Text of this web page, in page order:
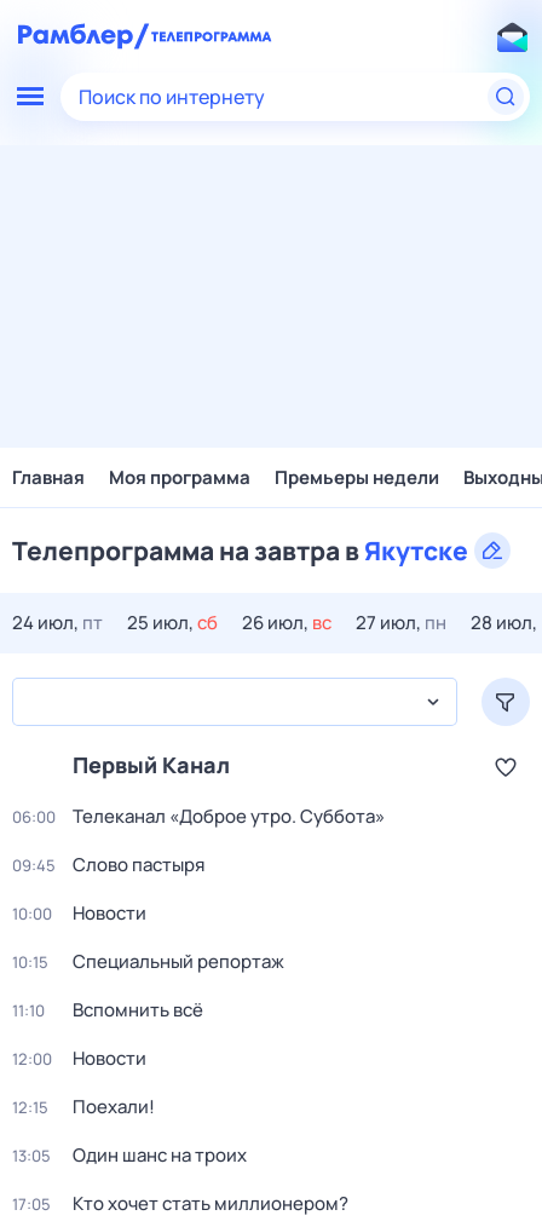
Поиск по интернету
Главная Моя программа Премьеры недели
Телепрограмма на завтра вЯкутске
24 июл, пт 25 июл,сб 26 июл, вс 27 июл, пн 28 июл,
Первый Канал
06:00 Телеканал «Доброе утро. Суббота»
09:45 Слово пастыря
10:00 Новости
10:15 Специальный репортаж
11:10 Вспомнить всё
12:00 Новости
12:15 Поехали!
13:05 Один шанс на троих
17:05 Кто хочет стать миллионером?